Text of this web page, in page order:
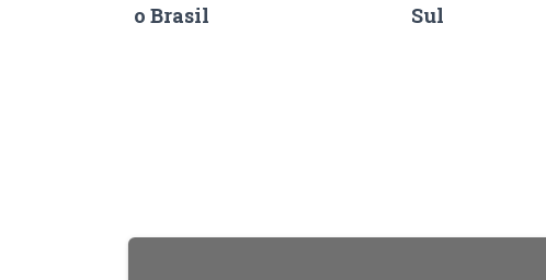
o Brasil
Sul